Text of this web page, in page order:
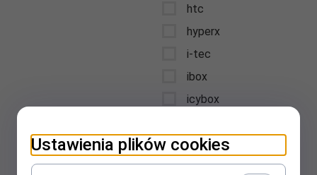
htc
hyperx
i-tec
ibox
icybox
intellinet
Interdruk
Ustawienia plików cookies